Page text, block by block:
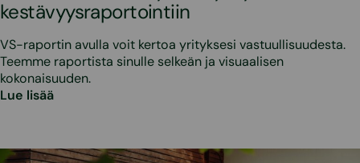
kestävyysraportointiin
VS-raportin avulla voit kertoa yrityksesi vastuullisuudesta.
Teemme raportista sinulle selkeän ja visuaalisen
kokonaisuuden.
Lue lisää